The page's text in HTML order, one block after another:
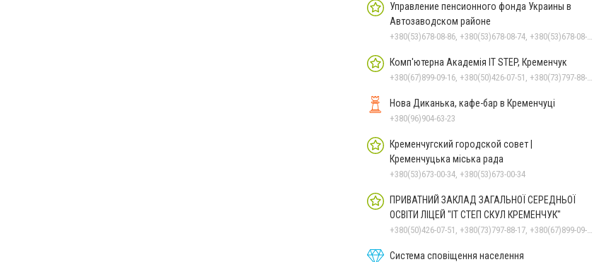
Управление пенсионного фонда Украины в
Автозаводском районе
+380(53)678-08-86, +380(53)678-08-74, +380(53)678-08-83, +380(53)678-08-41, +380(53)678-09-05
Комп'ютерна Академія IT STEP, Кременчук
+380(67)899-09-16, +380(50)426-07-51, +380(73)797-88-17
Нова Диканька, кафе-бар в Кременчуці
+380(96)904-63-23
Кременчугский городской совет |
Кременчуцька міська рада
+380(53)673-00-34, +380(53)673-00-34
ПРИВАТНИЙ ЗАКЛАД ЗАГАЛЬНОЇ СЕРЕДНЬОЇ
ОСВІТИ ЛІЦЕЙ "ІТ СТЕП СКУЛ КРЕМЕНЧУК"
+380(50)426-07-51, +380(73)797-88-17, +380(67)899-09-16
Система сповіщення населення